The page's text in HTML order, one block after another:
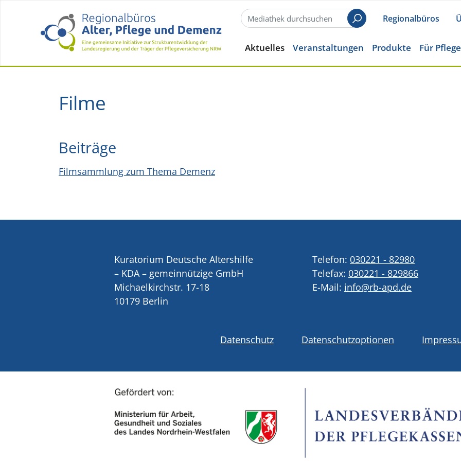
SuchenRegionalbüros
Aktuelles Veranstaltungen Produkte Für
Filme
Beiträge
Filmsammlung zum Thema Demenz
Kuratorium Deutsche Altershilfe
– KDA – gemeinnützige GmbH
Michaelkirchstr. 17-18
10179 Berlin
Telefon: 030221 - 82980
Telefax: 030221 - 829866
E-Mail: info@rb-apd.de
Datenschutz Datenschutzoptionen